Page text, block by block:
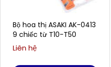
Bộ hoa thị ASAKI AK-0413
9 chiếc từ T10-T50
Liên hệ